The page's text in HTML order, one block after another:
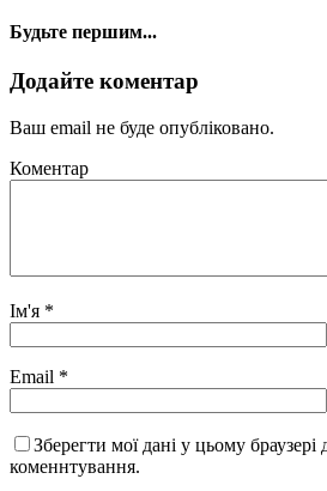
Будьте першим...
Додайте коментар
Ваш email не буде опубліковано.
Коментар
Ім'я *
Email *
Зберегти мої дані у цьому браузері
коменнтування.